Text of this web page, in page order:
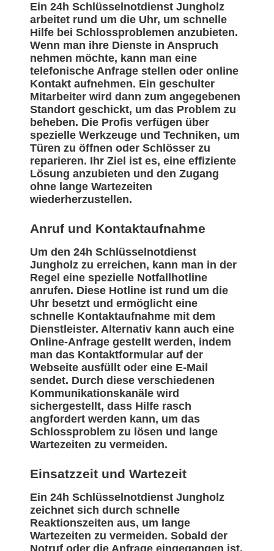
Ein 24h Schlüsselnotdienst Jungholz
arbeitet rund um die Uhr, um schnelle
Hilfe bei Schlossproblemen anzubieten.
Wenn man ihre Dienste in Anspruch
nehmen möchte, kann man eine
telefonische Anfrage stellen oder online
Kontakt aufnehmen. Ein geschulter
Mitarbeiter wird dann zum angegebenen
Standort geschickt, um das Problem zu
beheben. Die Profis verfügen über
spezielle Werkzeuge und Techniken, um
Türen zu öffnen oder Schlösser zu
reparieren. Ihr Ziel ist es, eine effiziente
Lösung anzubieten und den Zugang
ohne lange Wartezeiten
wiederherzustellen.
Anruf und Kontaktaufnahme
Um den 24h Schlüsselnotdienst
Jungholz zu erreichen, kann man in der
Regel eine spezielle Notfallhotline
anrufen. Diese Hotline ist rund um die
Uhr besetzt und ermöglicht eine
schnelle Kontaktaufnahme mit dem
Dienstleister. Alternativ kann auch eine
Online-Anfrage gestellt werden, indem
man das Kontaktformular auf der
Webseite ausfüllt oder eine E-Mail
sendet. Durch diese verschiedenen
Kommunikationskanäle wird
sichergestellt, dass Hilfe rasch
angfordert werden kann, um das
Schlossproblem zu lösen und lange
Wartezeiten zu vermeiden.
Einsatzzeit und Wartezeit
Ein 24h Schlüsselnotdienst Jungholz
zeichnet sich durch schnelle
Reaktionszeiten aus, um lange
Wartezeiten zu vermeiden. Sobald der